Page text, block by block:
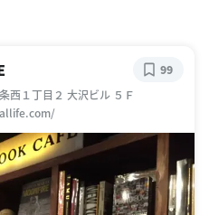
西１丁目２ 大沢ビル ５Ｆ
99